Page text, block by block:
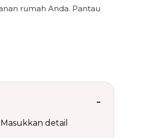
rumah Anda. Pantau
detail